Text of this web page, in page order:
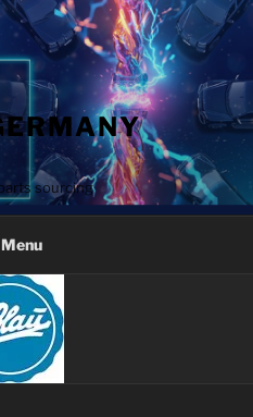
sourcing
Menu